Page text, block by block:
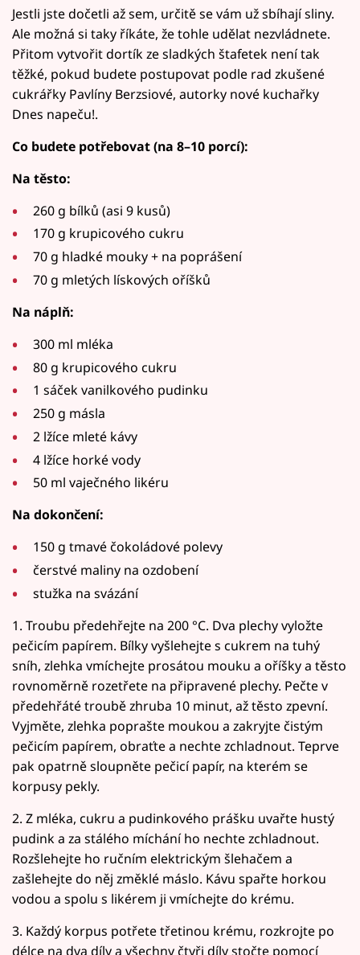
Jestli jste dočetli až sem, určitě se vám už sbíhají sliny.
Ale možná si taky říkáte, že tohle udělat nezvládnete.
Přitom vytvořit dortík ze sladkých štafetek není tak
těžké, pokud budete postupovat podle rad zkušené
cukrářky Pavlíny Berzsiové, autorky nové kuchařky
Dnes napeču!.
Co budete potřebovat (na 8–10 porcí):
Na těsto:
260 g bílků (asi 9 kusů)
170 g krupicového cukru
70 g hladké mouky + na poprášení
70 g mletých lískových oříšků
Na náplň:
300 ml mléka
80 g krupicového cukru
1 sáček vanilkového pudinku
250 g másla
2 lžíce mleté kávy
4 lžíce horké vody
50 ml vaječného likéru
Na dokončení:
150 g tmavé čokoládové polevy
čerstvé maliny na ozdobení
stužka na svázání
1. Troubu předehřejte na 200 °C. Dva plechy vyložte
pečicím papírem. Bílky vyšlehejte s cukrem na tuhý
sníh, zlehka vmíchejte prosátou mouku a oříšky a těsto
rovnoměrně rozetřete na připravené plechy. Pečte v
předehřáté troubě zhruba 10 minut, až těsto zpevní.
Vyjměte, zlehka poprašte moukou a zakryjte čistým
pečicím papírem, obraťte a nechte zchladnout. Teprve
pak opatrně sloupněte pečicí papír, na kterém se
korpusy pekly.
2. Z mléka, cukru a pudinkového prášku uvařte hustý
pudink a za stálého míchání ho nechte zchladnout.
Rozšlehejte ho ručním elektrickým šlehačem a
zašlehejte do něj změklé máslo. Kávu spařte horkou
vodou a spolu s likérem ji vmíchejte do krému.
3. Každý korpus potřete třetinou krému, rozkrojte po
délce na dva díly a všechny čtyři díly stočte pomocí